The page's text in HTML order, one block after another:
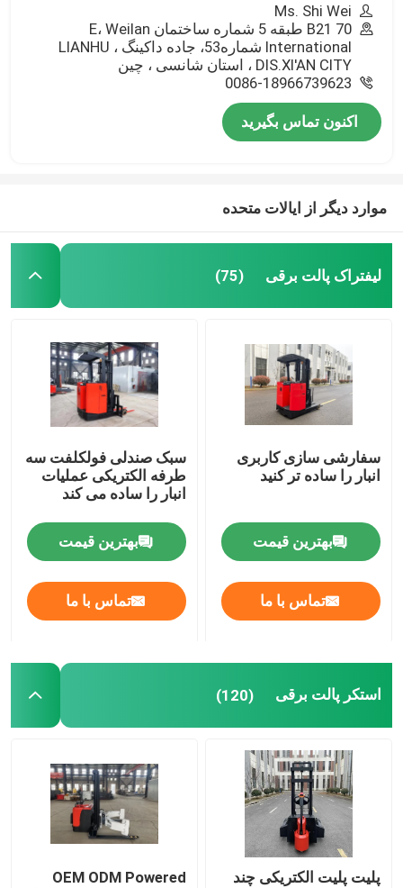
Ms. Shi Wei
B21 70 طبقه 5 شماره ساختمان E، Weilan
International شماره53، جاده داکینگ ، LIANHU
DIS.XI'AN CITY ، استان شانسی ، چین
0086-18966739623
اکنون تماس بگیرید
موارد دیگر از ایالات متحده
لیفتراک پالت برقی (75)
سفارشی سازی کاربری
انبار را ساده تر کنید
بهترین قیمت
تماس با ما
سبک صندلی فولکلفت سه
طرفه الکتریکی عملیات
انبار را ساده می کند
بهترین قیمت
تماس با ما
استکر پالت برقی (120)
پلیت پلیت الکتریکی چند
OEM ODM Powered